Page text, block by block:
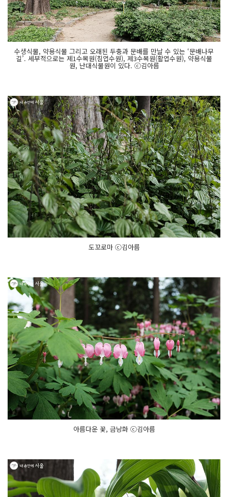
수생식물, 약용식물 그리고 오래된 두충과 문배를 만날 수 있는 ‘문배나무
길’. 세부적으로는 제1수목원(침엽수원), 제3수목원(활엽수원), 약용식물
원, 난대식물원이 있다. ⓒ김아름
도꼬로마 ⓒ김아름
아름다운 꽃, 금낭화 ⓒ김아름